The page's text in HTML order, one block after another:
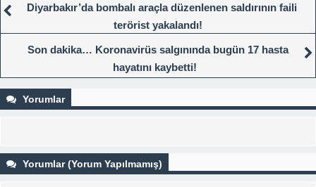
Diyarbakır’da bombalı araçla düzenlenen saldırının faili
terörist yakalandı!
Son dakika… Koronavirüs salgınında bugün 17 hasta
hayatını kaybetti!
Yorumlar
Yorumlar (Yorum Yapılmamış)